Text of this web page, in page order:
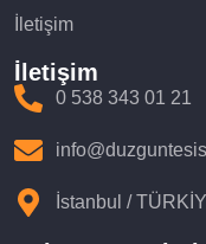
İletişim
İletişim
0 538 343 01 21
İstanbul /